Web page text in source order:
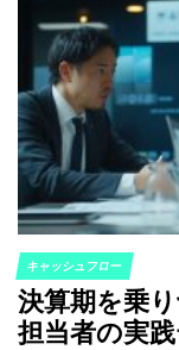
POSTED
IN
キャッシュフロー
決算期を乗
担当者の実